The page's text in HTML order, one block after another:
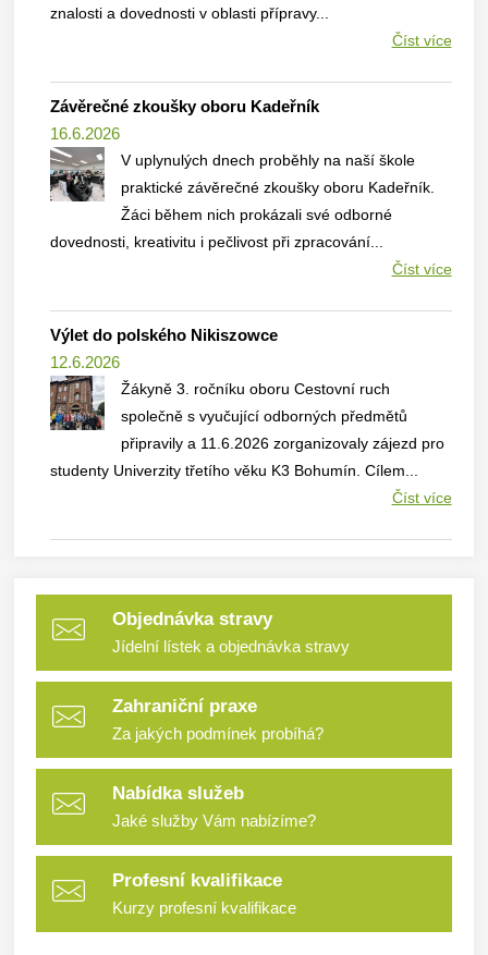
znalosti a dovednosti v oblasti přípravy...
Číst více
Závěrečné zkoušky oboru Kadeřník
16.6.2026
V uplynulých dnech proběhly na naší škole
praktické závěrečné zkoušky oboru Kadeřník.
Žáci během nich prokázali své odborné
dovednosti, kreativitu i pečlivost při zpracování...
Číst více
Výlet do polského Nikiszowce
12.6.2026
Žákyně 3. ročníku oboru Cestovní ruch
společně s vyučující odborných předmětů
připravily a 11.6.2026 zorganizovaly zájezd pro
studenty Univerzity třetího věku K3 Bohumín. Cílem...
Číst více
Objednávka stravy
Jídelní lístek a objednávka stravy
Zahraniční praxe
Za jakých podmínek probíhá?
Nabídka služeb
Jaké služby Vám nabízíme?
Profesní kvalifikace
Kurzy profesní kvalifikace